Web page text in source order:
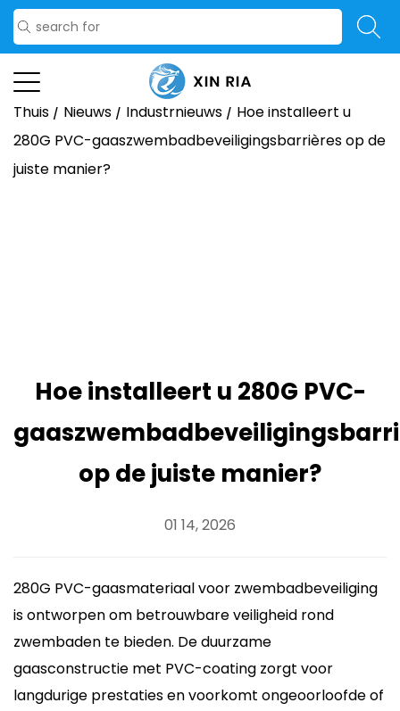
Thuis / Nieuws / Industrnieuws / Hoe installeert u
280G PVC-gaaszwembadbeveiligingsbarrières op de
juiste manier?
Hoe installeert u 280G PVC-
op de juiste manier?
01 14, 2026
280G PVC-gaasmateriaal voor zwembadbeveiliging
is ontworpen om betrouwbare veiligheid rond
zwembaden te bieden. De duurzame
gaasconstructie met PVC-coating zorgt voor
langdurige prestaties en voorkomt ongeoorloofde of